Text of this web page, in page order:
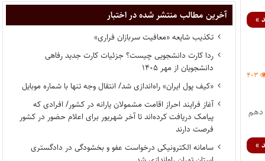
»
۴۰۳
دهم
»
آخرین مطالب منتشر شده در اختبار
تکذیب شایعه «معافیت سربازان فراری»
ردا کارت دانشجویی چیست؟ جزئیات کارت جدید رفاهی
دانشجویان از مهر ۱۴۰۵
«کیف پول ایران» راه‌اندازی شد/ انتقال وجه تنها با شماره موبایل
آغاز فرایند احراز اقامت مشمولان یارانه در کشور/ افرادی که
پیامک دریافت کرده‌اند تا آخر شهریور برای اعلام حضور در کشور
فرصت دارند
سامانه الکترونیکی درخواست عفو و بخشودگی در دادگستری